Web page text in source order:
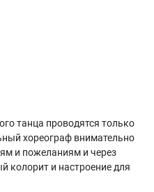
танца проводятся только
хореограф внимательно
и пожеланиям и через
колорит и настроение для